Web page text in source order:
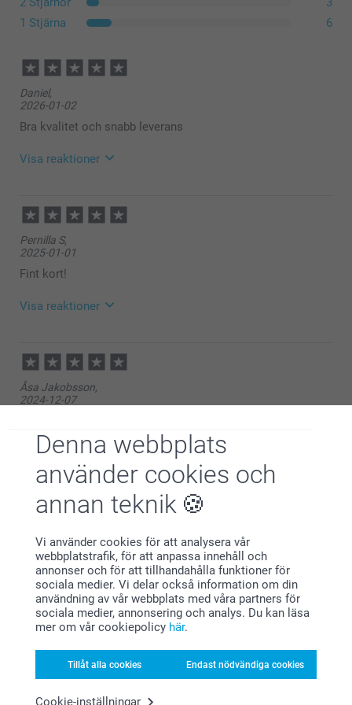
Denna webbplats
använder cookies och
annan teknik
Vi använder cookies för att analysera vår
webbplatstrafik, för att anpassa innehåll och
annonser och för att tillhandahålla funktioner för
sociala medier. Vi delar också information om din
användning av vår webbplats med våra partners för
sociala medier, annonsering och analys. Du kan läsa
mer om vår cookiepolicy här.
Tillåt alla cookies Endast nödvändiga cookies
Cookie-inställningar
1 Stjärna
6
Daniel,
2026-01-02
Bra kvalitet och snabb leverans
Visa reaktioner
10:05
Hej
Tack för ⭐️⭐️⭐⭐️⭐️! Det glädjer oss att du är nöjd med
din beställning.
🩵-liga hälsningar
Pernilla S,
2025-01-01
Fint kort!
Visa reaktioner
16:46
Hej Pernilla,
Stort tack för dina ⭐️⭐️⭐️⭐️⭐️ och omdöme, vi är glada
att du är nöjd med dina fotokort med effektlack😊
Miia @smartphoto
Åsa Jakobsson,
2024-12-07
2024-10-29
Annette,
2024-05-22
nöjd, bra och fina bilder.
Visa reaktioner
2024-05-24